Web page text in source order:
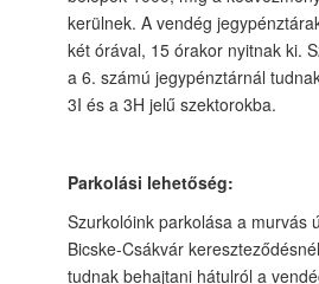
kerülnek. A vendég
két órával, 15 órakor nyitnak ki.
a 6. számú jegypénztárnál
3I és a 3H jelű szektorokba.
Parkolási lehetőség:
Szurkolóink parkolása a murvás
Bicske-Csákvár
tudnak behajtani hátulról a